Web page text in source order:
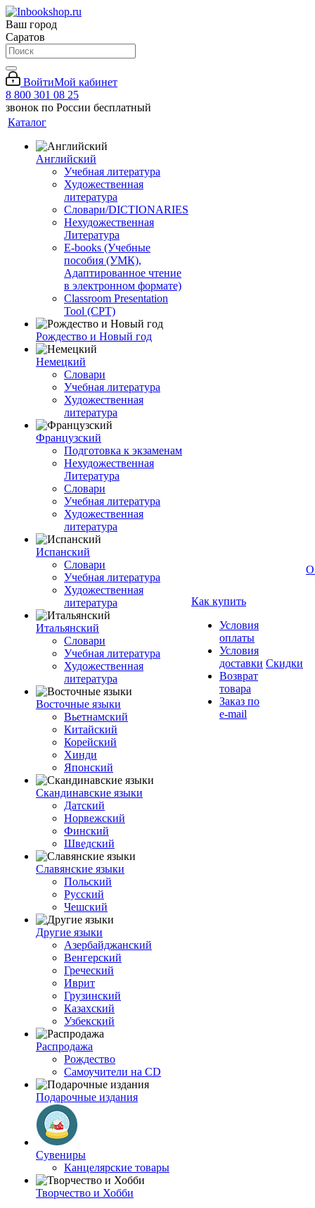
Ваш город
Саратов
ВойтиМой кабинет
8 800 301 08 25
звонок по России бесплатный
Каталог
Английский
Учебная литература
Художественная
литература
Словари/DICTIONARIES
Нехудожественная
Литература
E-books (Учебные
пособия (УМК),
Адаптированное чтение
в электронном формате)
Classroom Presentation
Tool (CPT)
Рождество и Новый год
Немецкий
Словари
Учебная литература
Художественная
литература
Французский
Подготовка к экзаменам
Нехудожественная
Литература
Словари
Учебная литература
Художественная
литература
Испанский
Словари
Учебная литература
Художественная
литература
Итальянский
Словари
Учебная литература
Художественная
литература
Восточные языки
Вьетнамский
Китайский
Корейский
Хинди
Японский
Скандинавские языки
Датский
Норвежский
Финский
Шведский
Славянские языки
Польский
Русский
Чешский
Другие языки
Азербайджанский
Венгерский
Греческий
Иврит
Грузинский
Казахский
Узбекский
Распродажа
Рождество
Самоучители на CD
Подарочные издания
Сувениры
Канцелярские товары
Творчество и Хобби
Как купить
Условия
оплаты
Условия
доставки
Возврат
товара
Заказ по
e-mail
Скидки
О